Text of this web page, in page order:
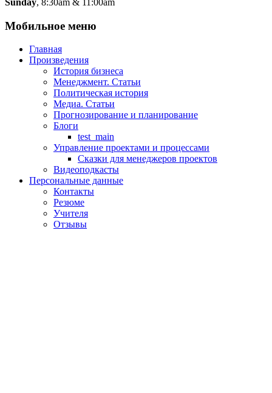
Мобильное меню
Главная
Произведения
История бизнеса
Менеджмент. Статьи
Политическая история
Медиа. Статьи
Прогнозирование и планирование
Блоги
test_main
Управление проектами и процессами
Сказки для менеджеров проектов
Видеоподкасты
Персональные данные
Контакты
Резюме
Учителя
Отзывы